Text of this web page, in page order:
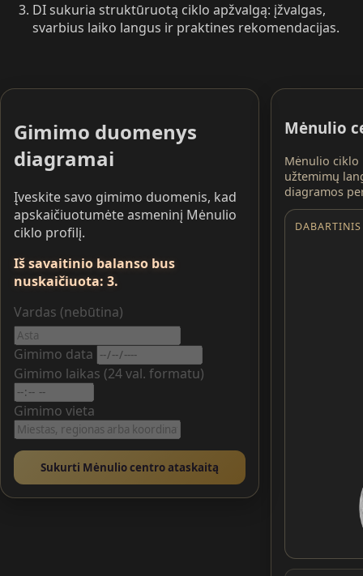
DI sukuria struktūruotą ciklo apžvalgą: įžvalgas,
svarbius laiko langus ir praktines rekomendacijas.
Gimimo duomenys
diagramai
Įveskite savo gimimo duomenis, kad
apskaičiuotumėte asmeninį Mėnulio
ciklo profilį.
Iš savaitinio balanso bus
nuskaičiuota: 3.
Vardas (nebūtina)
Gimimo data
Gimimo laikas (24 val. formatu)
Gimimo vieta
Sukurti Mėnulio centro ataskaitą
Mėnulio
Mėnulio ciklo
užtemimų
diagramos